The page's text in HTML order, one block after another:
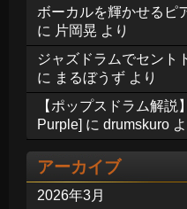
ボーカルを輝かせるピ
に 片岡晃 より
ジャズドラムでセント
に まるぼうず より
【ポップスドラム解
Purple] に drumskuro
アーカイブ
2026年3月